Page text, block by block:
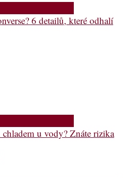
6 detailů, které odhalí
chladem u vody? Znáte rizika